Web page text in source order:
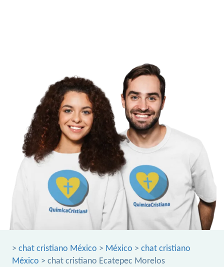
> chat cristiano México > México > chat cristiano
México > chat cristiano Ecatepec Morelos